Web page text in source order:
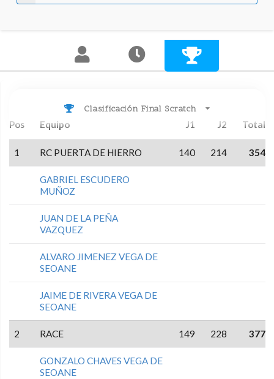
Clasificación Final Scratch
Pos Equipo J1 J2 Total
1 RC PUERTA DE HIERRO 140 214 354
GABRIEL ESCUDERO
MUÑOZ
JUAN DE LA PEÑA
VAZQUEZ
ALVARO JIMENEZ VEGA DE
SEOANE
JAIME DE RIVERA VEGA DE
SEOANE
2 RACE 149 228 377
GONZALO CHAVES VEGA DE
SEOANE